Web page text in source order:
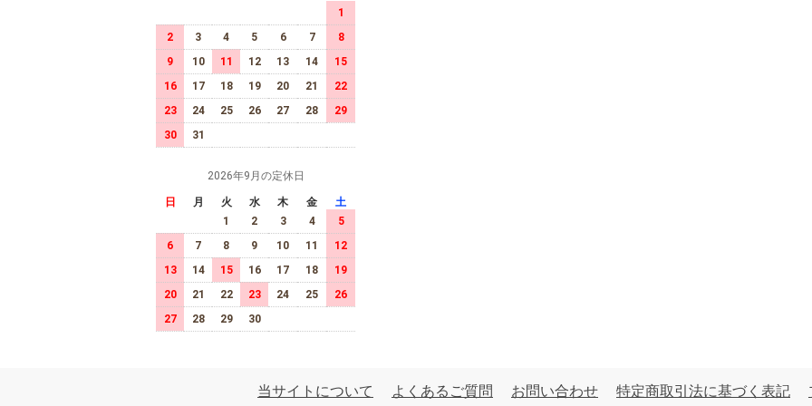
1
2
3 4 5 6 7
8
9
10 11 12 13 14
15
16
17 18 19 20 21
22
23
24 25 26 27 28
29
30
31
2026年9月の定休日
日 月 火 水 木 金
土
1
2 3 4
5
6
7 8 9 10 11
12
13
14 15 16 17 18
19
20
21 22 23 24 25
26
27
28 29 30
当サイトについて よくあるご質問 お問い合わせ 特定商取引法に基づく表記